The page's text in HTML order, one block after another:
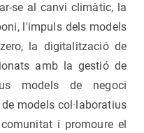
se al canvi climàtic, la
l'impuls dels models
la digitalització de
amb la gestió de
models de negoci
models col·laboratius
i promoure el